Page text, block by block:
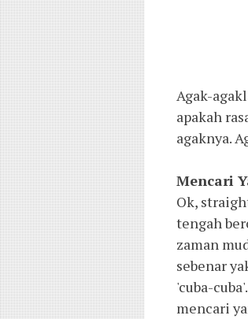
Agak-
apakah
agaknya.
Mencari
Ok,
tengah
zaman
sebenar
'cuba-
mencari